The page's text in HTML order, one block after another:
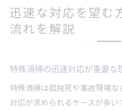
迅速な対応を望む
流れを解説
特殊清掃の迅速対応が重要な
特殊清掃は孤独死や事故現場
対応が求められるケースが多い